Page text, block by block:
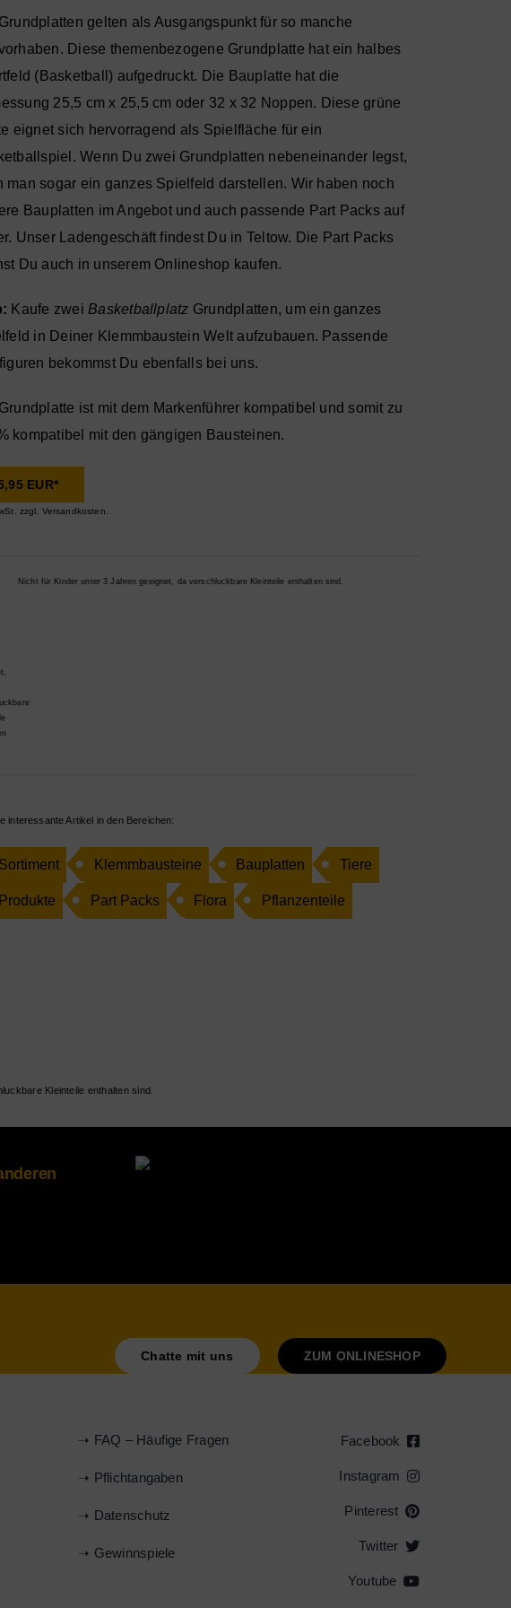
gelten als Ausgangspunkt für so manche
Diese themenbezogene Grundplatte hat ein halbes
(Basketball) aufgedruckt. Die Bauplatte hat die
25,5 cm x 25,5 cm oder 32 x 32 Noppen. Diese grüne
eignet sich hervorragend als Spielfläche für ein
Wenn Du zwei Grundplatten nebeneinander legst,
man sogar ein ganzes Spielfeld darstellen. Wir haben noch
Bauplatten im Angebot und auch passende Part Packsauf
Unser Ladengeschäft findest Du in Teltow. Die Part Packs
Du auch in unserem Onlineshop kaufen.
Kaufe zwei Basketballplatz Grundplatten, um ein ganzes
in Deiner Klemmbaustein Welt aufzubauen. Passende
bekommst Du ebenfalls bei uns.
ist mit dem Markenführer kompatibel und somit zu
kompatibel mit den gängigen Bausteinen.
EUR*
zzgl. Versandkosten.
Nicht für Kinder unter 3 Jahren geeignet, da verschluckbare Kleinteile enthalten sind.
interessante Artikel in den Bereichen:
Sortiment Klemmbausteine Bauplatten Tiere
Produkte Part Packs Flora Pflanzenteile
Kleinteile enthalten sind.
Chatte mit uns ZUM ONLINESHOP
➝ FAQ – Häufige Fragen
➝ Pflichtangaben
➝ Datenschutz
➝ Gewinnspiele
Facebook
Instagram
Pinterest
Twitter
Youtube